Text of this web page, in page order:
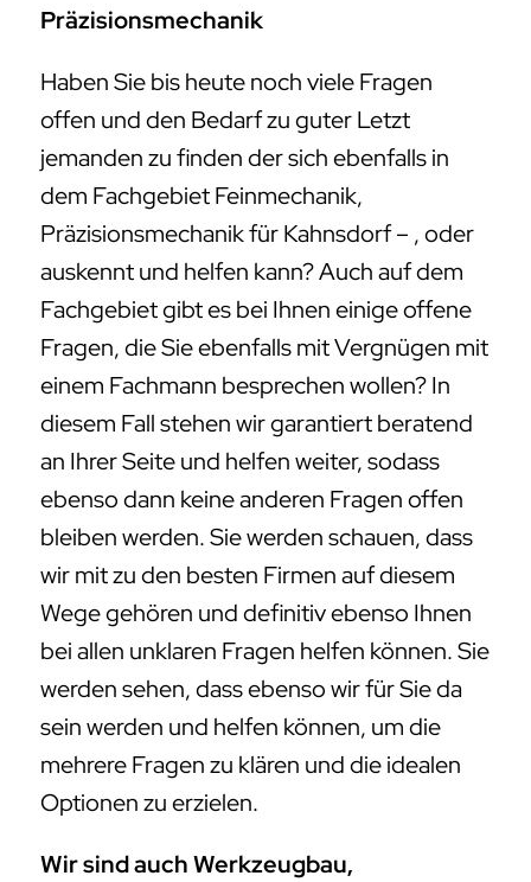
Präzisionsmechanik
Haben Sie bis heute noch viele Fragen
offen und den Bedarf zu guter Letzt
jemanden zu finden der sich ebenfalls in
dem Fachgebiet Feinmechanik,
Präzisionsmechanik für Kahnsdorf – , oder
auskennt und helfen kann? Auch auf dem
Fachgebiet gibt es bei Ihnen einige offene
Fragen, die Sie ebenfalls mit Vergnügen mit
einem Fachmann besprechen wollen? In
diesem Fall stehen wir garantiert beratend
an Ihrer Seite und helfen weiter, sodass
ebenso dann keine anderen Fragen offen
bleiben werden. Sie werden schauen, dass
wir mit zu den besten Firmen auf diesem
Wege gehören und definitiv ebenso Ihnen
bei allen unklaren Fragen helfen können. Sie
werden sehen, dass ebenso wir für Sie da
sein werden und helfen können, um die
mehrere Fragen zu klären und die idealen
Optionen zu erzielen.
Wir sind auch Werkzeugbau,